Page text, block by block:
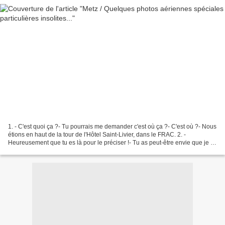
1. - C'est quoi ça ?- Tu pourrais me demander c'est où ça ?- C'est où ?- Nous
étions en haut de la tour de l'Hôtel Saint-Livier, dans le FRAC. 2. -
Heureusement que tu es là pour le préciser !- Tu as peut-être envie que je te